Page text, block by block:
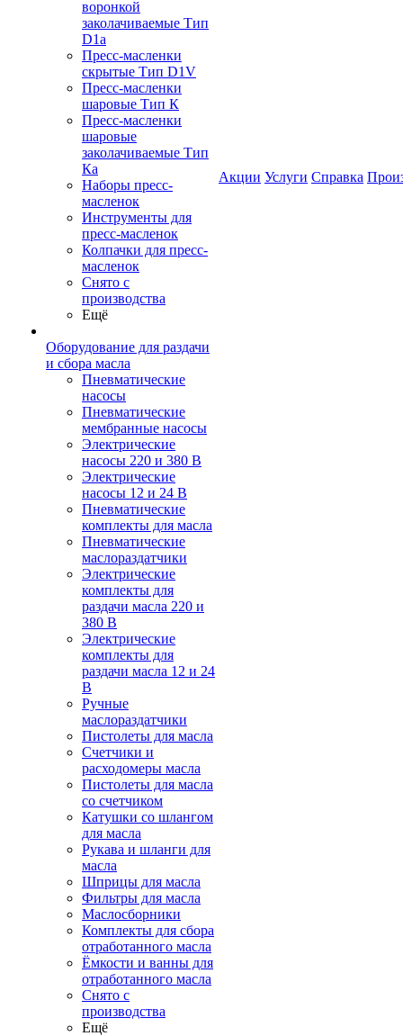
воронкой
заколачиваемые Тип
D1a
Пресс-масленки
скрытые Тип D1V
Пресс-масленки
шаровые Тип К
Пресс-масленки
шаровые
заколачиваемые Тип
Кa
Наборы пресс-
масленок
Инструменты для
пресс-масленок
Колпачки для пресс-
масленок
Снято с
производства
Ещё
Оборудование для раздачи
и сбора масла
Пневматические
насосы
Пневматические
мембранные насосы
Электрические
насосы 220 и 380 В
Электрические
насосы 12 и 24 В
Пневматические
комплекты для масла
Пневматические
маслораздатчики
Электрические
комплекты для
раздачи масла 220 и
380 В
Электрические
комплекты для
раздачи масла 12 и 24
В
Ручные
маслораздатчики
Пистолеты для масла
Счетчики и
расходомеры масла
Пистолеты для масла
со счетчиком
Катушки со шлангом
для масла
Рукава и шланги для
масла
Шприцы для масла
Фильтры для масла
Маслосборники
Комплекты для сбора
отработанного масла
Ёмкости и ванны для
отработанного масла
Снято с
производства
Ещё
Акции Услуги Справка